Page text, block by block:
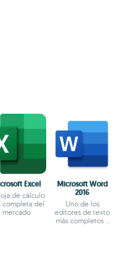
Excel
de cálculo
completa del
mercado
Microsoft Word
2016
Uno de los
editores de texto
más completos y